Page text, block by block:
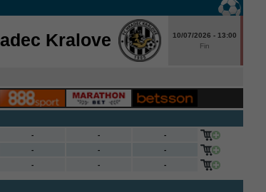
Kralove
10/07/2026 - 13:00
Fin
- -
-
- -
-
- - -